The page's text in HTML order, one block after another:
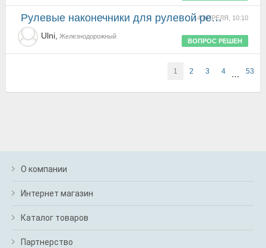
14 АПРЕЛЯ, 10:10
Рулевые наконечники для рулевой рейки citroen c4 04-08 Jtec JTC-712
Ulni, Железнодорожный
ВОПРОС РЕШЕН
1 2 3 4 … 53
О компании
Интернет магазин
Каталог товаров
Партнерство